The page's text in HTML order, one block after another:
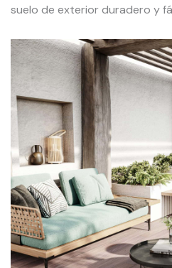
suelo de exterior duradero y